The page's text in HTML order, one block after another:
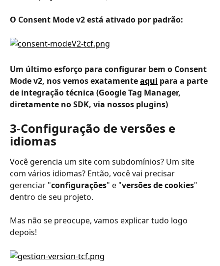
O Consent Mode v2 está ativado por padrão:
Um último esforço para configurar bem o Consent
Mode v2, nos vemos exatamente aqui para a parte
de integração técnica (Google Tag Manager,
diretamente no SDK, via nossos plugins)
3-Configuração de versões e
idiomas
Você gerencia um site com subdomínios? Um site
com vários idiomas? Então, você vai precisar
gerenciar "configurações" e "versões de cookies"
dentro de seu projeto.
Mas não se preocupe, vamos explicar tudo logo
depois!